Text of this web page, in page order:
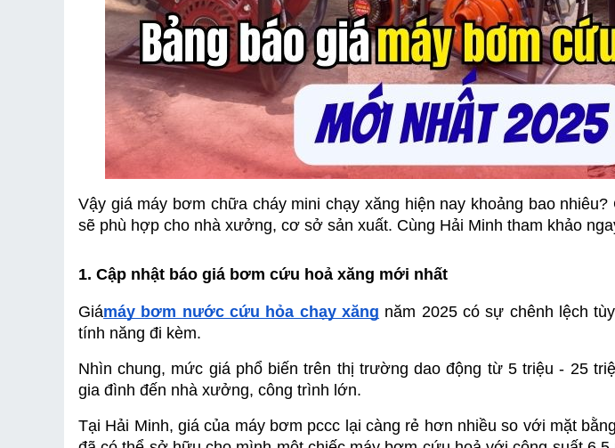
Vậy giá máy bơm chữa cháy mini chạy xăng hiện nay khoảng bao
sẽ phù hợp cho nhà xưởng, cơ sở sản xuất. Cùng Hải Minh tham khảo
1. Cập nhật báo giá bơm cứu hoả xăng mới nhất
Giámáy bơm nước cứu hỏa chạy xăng năm 2025 có sự chênh lệch
tính năng đi kèm.
Nhìn chung, mức giá phổ biến trên thị trường dao động từ 5 triệu - 25
gia đình đến nhà xưởng, công trình lớn.
Tại Hải Minh, giá của máy bơm pccc lại càng rẻ hơn nhiều so với mặt